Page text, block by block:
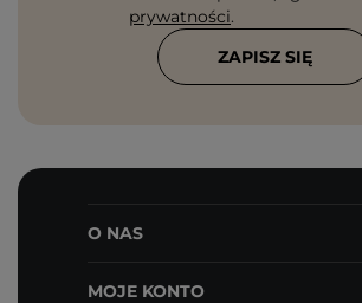
prywatności.
ZAPISZ SIĘ
O NAS
MOJE KONTO